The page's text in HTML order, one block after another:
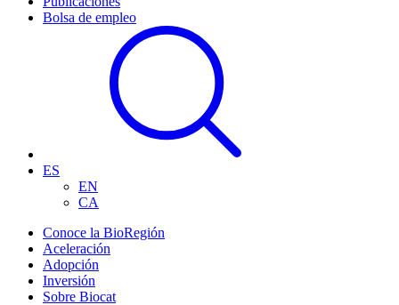
Bolsa de empleo
ES
EN
CA
Conoce la BioRegión
Aceleración
Adopción
Inversión
Sobre Biocat